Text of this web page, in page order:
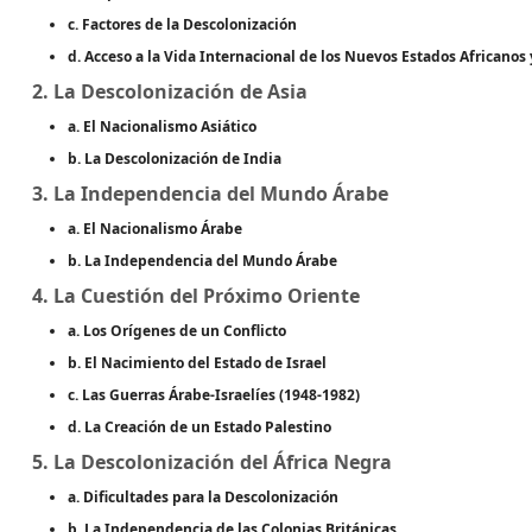
c. Factores de la Descolonización
d. Acceso a la Vida Internacional de los Nuevos Estados Africanos
2. La Descolonización de Asia
a. El Nacionalismo Asiático
b. La Descolonización de India
3. La Independencia del Mundo Árabe
a. El Nacionalismo Árabe
b. La Independencia del Mundo Árabe
4. La Cuestión del Próximo Oriente
a. Los Orígenes de un Conflicto
b. El Nacimiento del Estado de Israel
c. Las Guerras Árabe-Israelíes (1948-1982)
d. La Creación de un Estado Palestino
5. La Descolonización del África Negra
a. Dificultades para la Descolonización